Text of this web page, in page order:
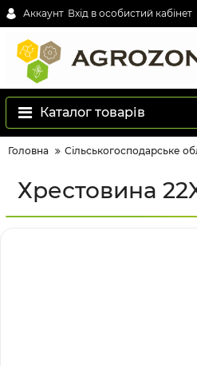
Аккаунт Вхід в особистий кабінет
Каталог товарів
Головна Сільськогосподарське
Хрестовина